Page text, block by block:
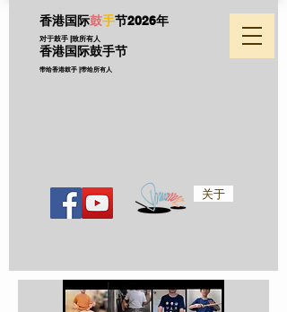
香港国际鼓手节2026年
对于鼓手 |致所有人
香港国际鼓手节
带给香港鼓手 |带给所有人
关于